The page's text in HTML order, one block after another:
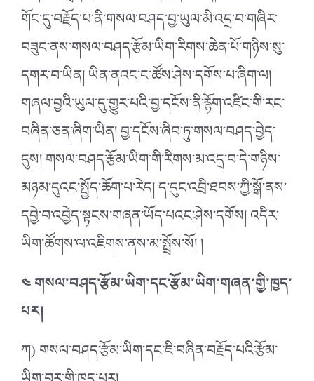
གོང་དུ་བརྗོད་པ་ནི་གསལ་བཤད་བྱ་ཡུལ་མི་འདྲ་བ་གཞིར་
བཟུང་ནས་གསལ་བཤད་རྩོམ་ཡིག་རིགས་ཆེན་པོ་གཉིས་སུ་
དགར་བ་ཡིན། ཡིན་ནའང་ང་ཚོས་ཤེས་དགོས་པ་ཞིག་ལ།
གཞལ་བྱའི་ཡུལ་དུ་གྱུར་པའི་བྱ་དངོས་ནི་རྙོག་འཛིང་གི་རང་
བཞིན་ཅན་ཞིག་ཡིན། བྱ་དངོས་ཞིབ་ཏུ་གསལ་བཤད་བྱེད་
དུས། གསལ་བཤད་རྩོམ་ཡིག་གི་རིགས་མ་འདྲ་བ་དེ་གཉིས་
མཉམ་དུའང་སྤྱོད་ཆོག་པ་རེད། ད་དུང་འབྲི་ཐབས་ཀྱི་སྒོ་ནས་
དབྱེ་བ་འབྱེད་སྟངས་གཞན་ཡོད་པའང་ཤེས་དགོས། འདིར་
ཡིག་ཚོགས་ལ་འཇིགས་ནས་མ་སྤྲོས་སོ། །
༤ གསལ་བཤད་རྩོམ་ཡིག་དང་རྩོམ་ཡིག་གཞན་གྱི་ཁྱད་
པར།
ཀ) གསལ་བཤད་རྩོམ་ཡིག་དང་ཇི་བཞིན་བརྗོད་པའི་རྩོམ་